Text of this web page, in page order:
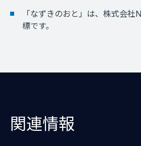
「なずきのおと」は、株式会
標です。
関連情報